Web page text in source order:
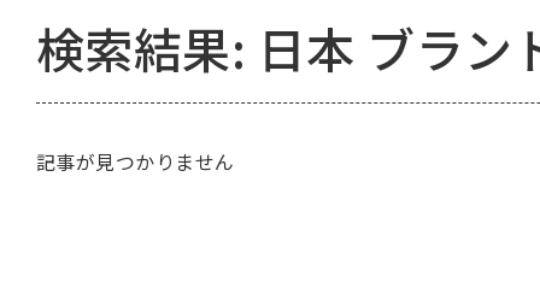
検索結果: 日本 ブラン
記事が見つかりません